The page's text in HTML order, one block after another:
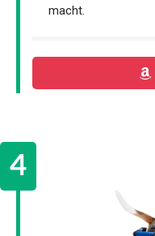
macht.